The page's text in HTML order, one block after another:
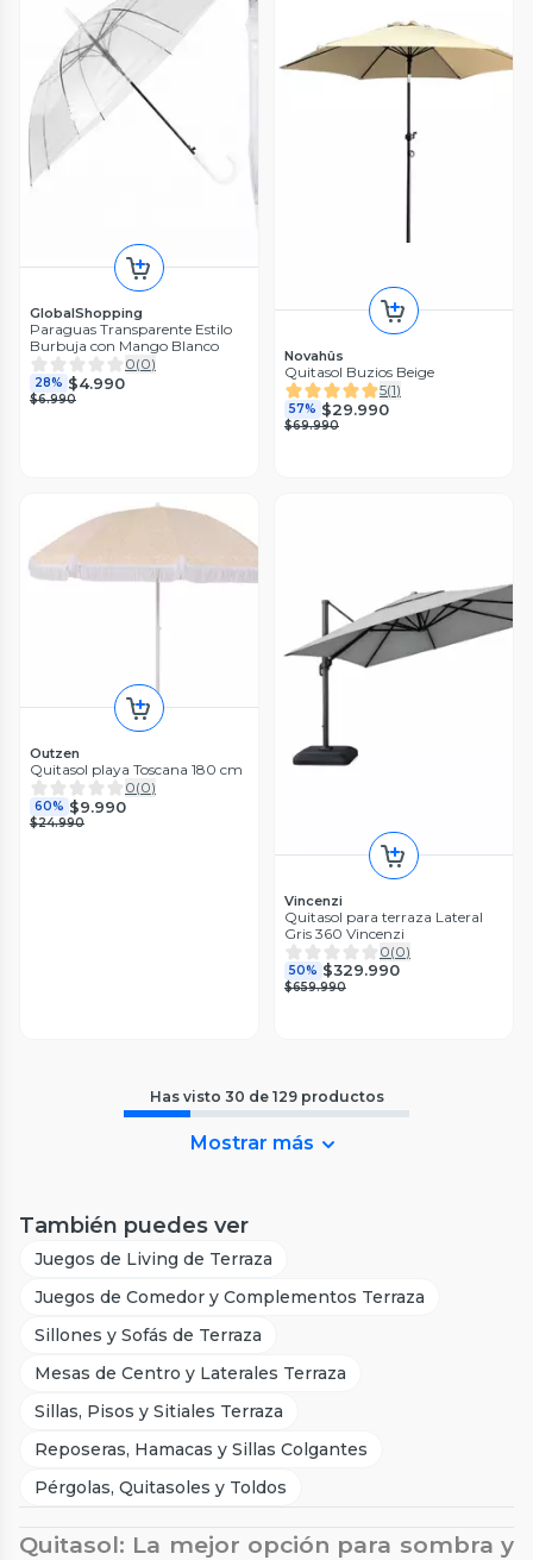
GlobalShopping
Paraguas Transparente Estilo
Burbuja con Mango Blanco
0(0)
28% $4.990
$6.990
Novahûs
Quitasol Buzios Beige
5(1)
57% $29.990
$69.990
Outzen
Quitasol playa Toscana 180 cm
0(0)
60% $9.990
$24.990
Vincenzi
Quitasol para terraza Lateral
Gris 360 Vincenzi
0(0)
50% $329.990
$659.990
Has visto 30 de 129 productos
Mostrar más
También puedes ver
Juegos de Living de Terraza
Juegos de Comedor y Complementos Terraza
Sillones y Sofás de Terraza
Mesas de Centro y Laterales Terraza
Sillas, Pisos y Sitiales Terraza
Reposeras, Hamacas y Sillas Colgantes
Pérgolas, Quitasoles y Toldos
Quitasol: La mejor opción para sombra y